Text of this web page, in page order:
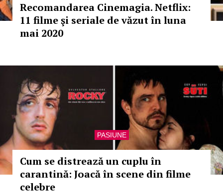
Recomandarea Cinemagia. Netflix:
11 filme şi seriale de văzut în luna
mai 2020
PASIUNE
Cum se distrează un cuplu în
carantină: Joacă în scene din filme
celebre